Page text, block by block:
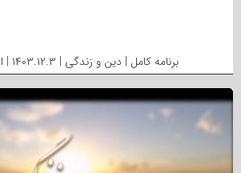
برنامه کامل | دین و زندگی | ۱۴۰۳.۱۲.۳ | استاد قدوسی